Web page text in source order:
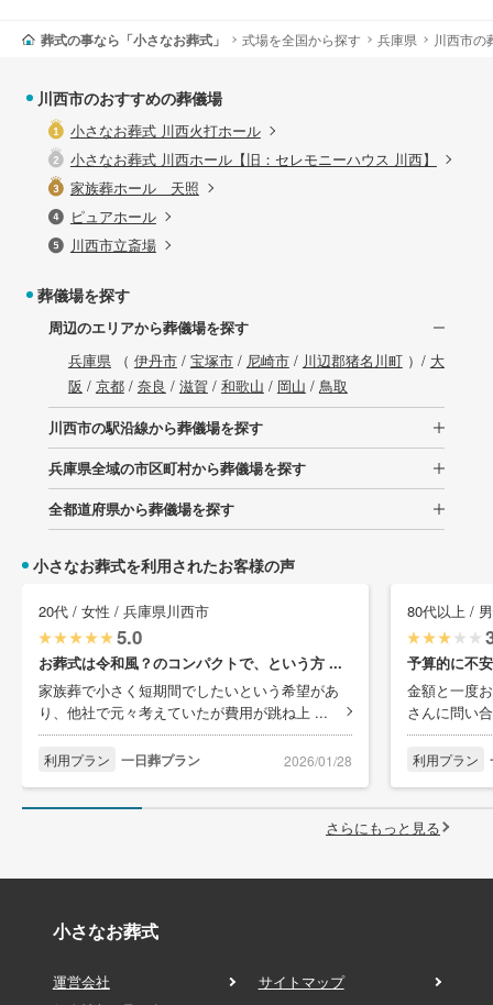
葬式の事なら「小さなお葬式」 式場を全国から探す 兵庫県 川西市の
川西市のおすすめの葬儀場
小さなお葬式 川西火打ホール
小さなお葬式 川西ホール【旧：セレモニーハウス 川西】
家族葬ホール 天照
ピュアホール
川西市立斎場
葬儀場を探す
周辺のエリアから葬儀場を探す
兵庫県 （ 伊丹市/ 宝塚市/ 尼崎市/ 川辺郡猪名川町）/ 大
阪 / 京都/ 奈良 / 滋賀 / 和歌山 / 岡山 / 鳥取
川西市の駅沿線から葬儀場を探す
兵庫県全域の市区町村から葬儀場を探す
全都道府県から葬儀場を探す
小さなお葬式を利用されたお客様の声
20代 / 女性 / 兵庫県川西市
5.0
お葬式は令和風？のコンパクトで、という方 ...
家族葬で小さく短期間でしたいという希望があ
り、他社で元々考えていたが費用が跳ね上 ...
利用プラン 一日葬プラン 2026/01/28
80代以上 /
予算的に不
金額と一度
さんに問い
利用プラン
さらにもっと見る
小さなお葬式
運営会社
サイトマップ